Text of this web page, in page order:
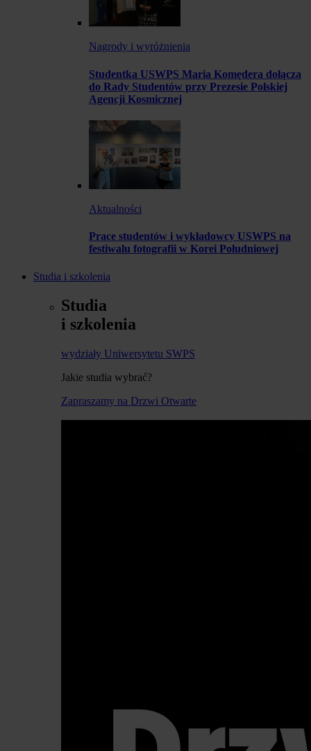
Nagrody i wyróżnienia
Studentka USWPS Maria Komędera dołącza
do Rady Studentów przy Prezesie Polskiej
Agencji Kosmicznej
Aktualności
Prace studentów i wykładowcy USWPS na
festiwalu fotografii w Korei Południowej
Studia i szkolenia
Studia
i szkolenia
wydziały Uniwersytetu SWPS
Jakie studia wybrać?
Zapraszamy na Drzwi Otwarte